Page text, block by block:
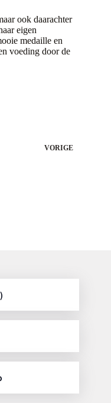
ook daarachter
eigen
medaille en
voeding door de
VORIGE